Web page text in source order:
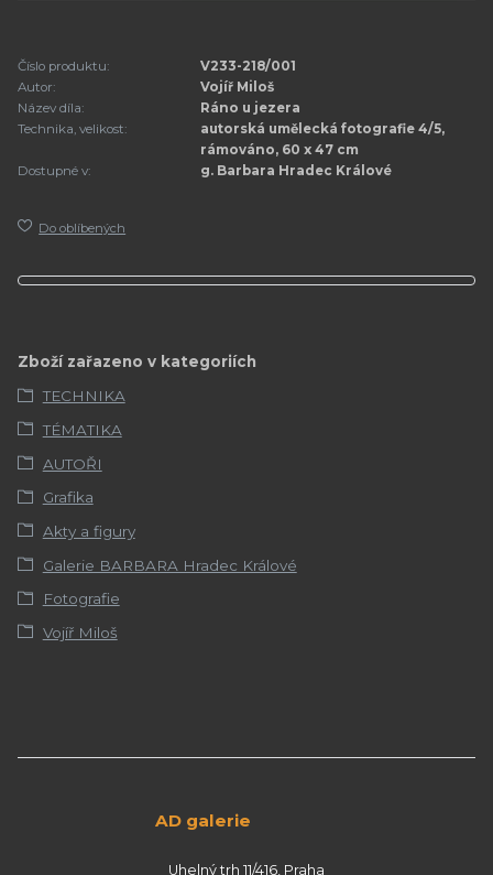
Číslo produktu:
V233-218/001
Autor:
Vojíř Miloš
Název díla:
Ráno u jezera
Technika, velikost:
autorská umělecká fotografie 4/5,
rámováno, 60 x 47 cm
Dostupné v:
g. Barbara Hradec Králové
Do oblíbených
Zboží zařazeno v kategoriích
TECHNIKA
TÉMATIKA
AUTOŘI
Grafika
Akty a figury
Galerie BARBARA Hradec Králové
Fotografie
Vojíř Miloš
AD galerie
Uhelný trh 11/416, Praha